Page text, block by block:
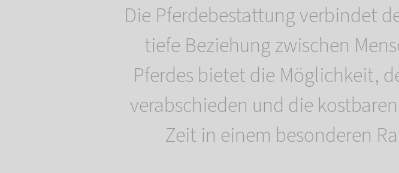
Die Pferdebestattung verbindet
tiefe Beziehung zwischen
Pferdes bietet die Möglichkeit,
verabschieden und die
Zeit in einem besonderen